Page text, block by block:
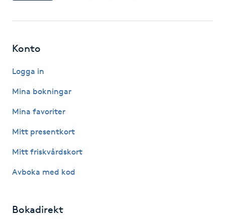
IPL hårborttagning
IR-massage
Japansk massage
K18
Kemisk peeling
Konto
Logga in
Mina bokningar
Mina favoriter
Mitt presentkort
Mitt friskvårdskort
Avboka med kod
Bokadirekt